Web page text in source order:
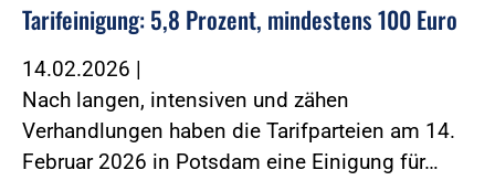
Tarifeinigung: 5,8 Prozent, mindestens 100 Euro
14.02.2026 |
Nach langen, intensiven und zähen
Verhandlungen haben die Tarifparteien am 14.
Februar 2026 in Potsdam eine Einigung für…